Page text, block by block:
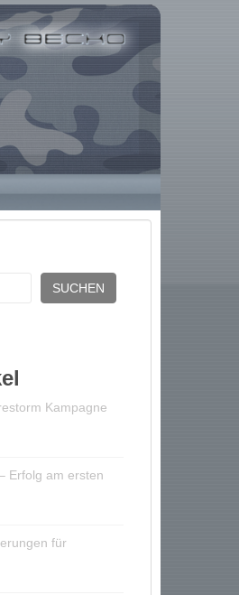
SUCHEN
Kampagne
Erfolg am ersten
für